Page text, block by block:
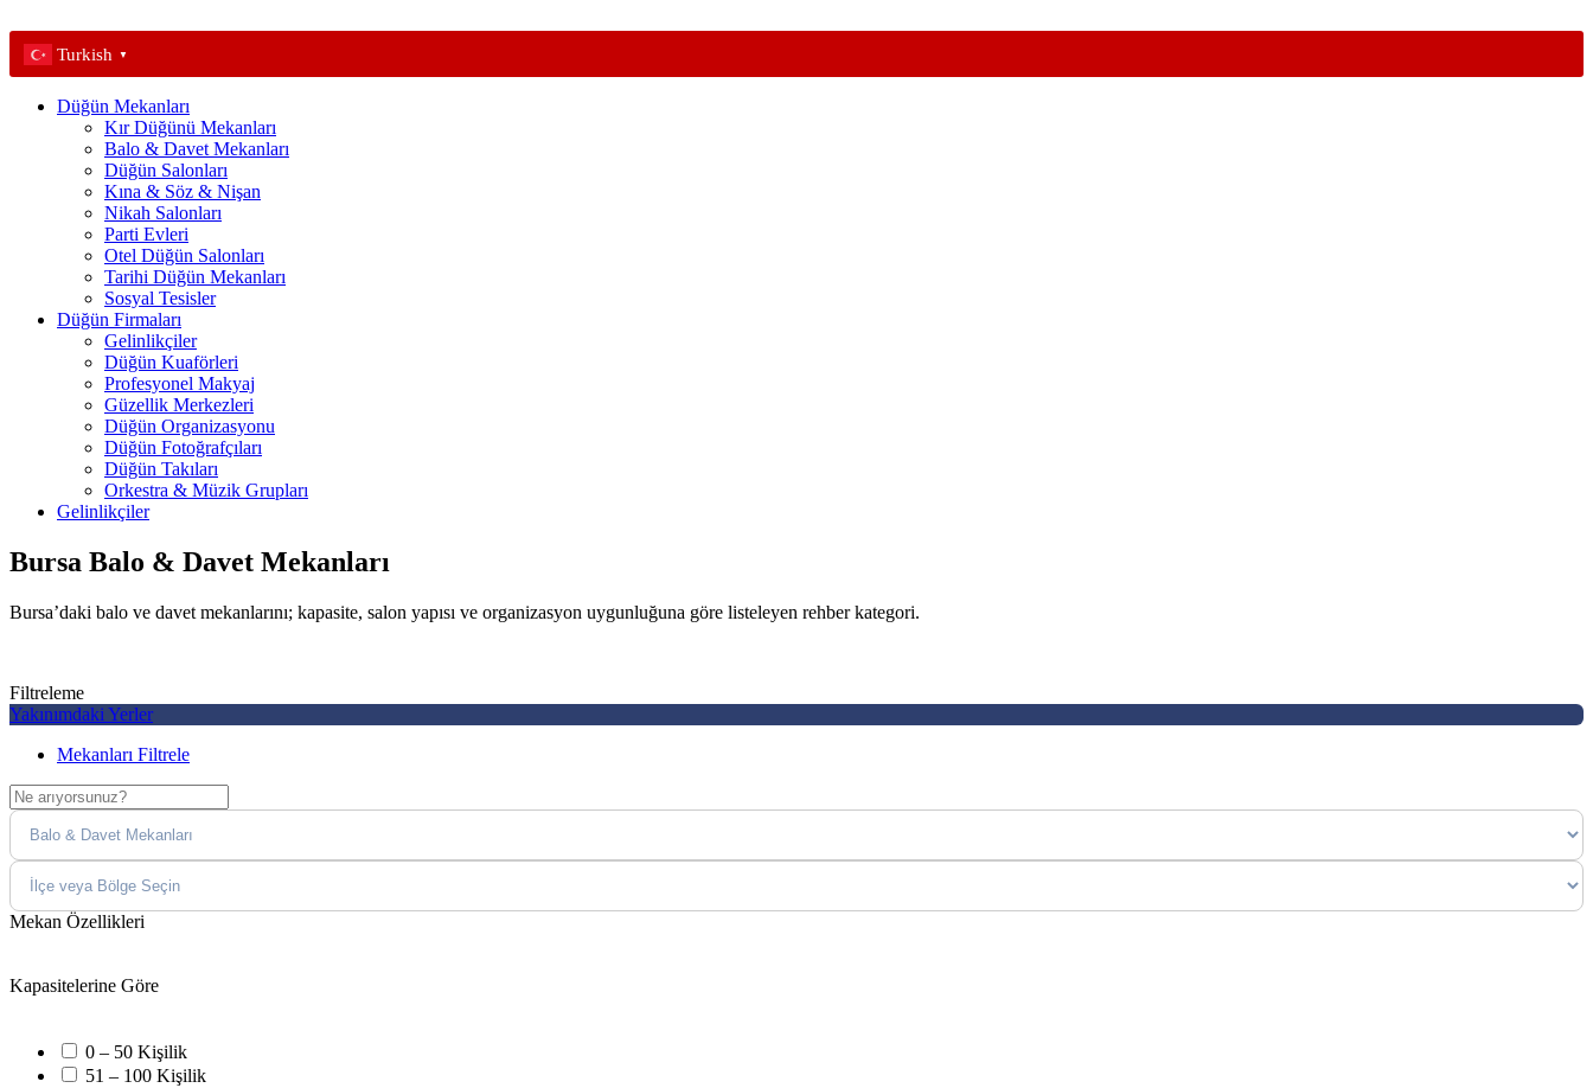
Turkish ▼
Düğün Mekanları
Kır Düğünü Mekanları
Balo & Davet Mekanları
Düğün Salonları
Kına & Söz & Nişan
Nikah Salonları
Parti Evleri
Otel Düğün Salonları
Tarihi Düğün Mekanları
Sosyal Tesisler
Düğün Firmaları
Gelinlikçiler
Düğün Kuaförleri
Profesyonel Makyaj
Güzellik Merkezleri
Düğün Organizasyonu
Düğün Fotoğrafçıları
Düğün Takıları
Orkestra & Müzik Grupları
Gelinlikçiler
Bursa Balo & Davet Mekanları
Bursa’daki balo ve davet mekanlarını; kapasite, salon yapısı ve organizasyon uygunluğuna göre listeleyen rehber kategori.
Filtreleme
Yakınımdaki Yerler
Mekanları Filtrele
Mekan Özellikleri
Kapasitelerine Göre
0 – 50 Kişilik
51 – 100 Kişilik